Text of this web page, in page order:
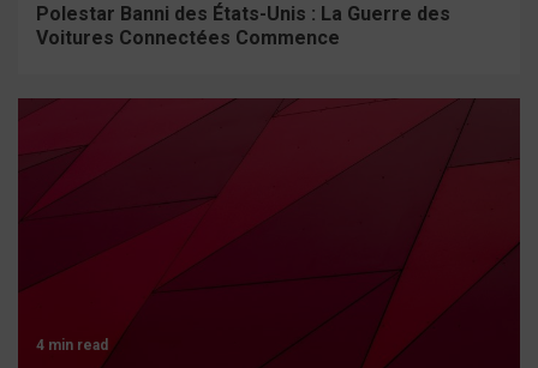
Polestar Banni des États-Unis : La Guerre des
Voitures Connectées Commence
4 min read